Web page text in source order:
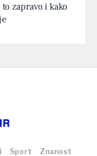
zapravo i kako
Sport Znanost